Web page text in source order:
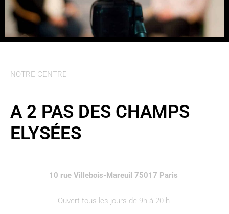
NOTRE CENTRE
A 2 PAS DES CHAMPS
ELYSÉES
10 rue Villebois-Mareuil 75017 Paris
Ouvert tous les jours de 9h à 20 h